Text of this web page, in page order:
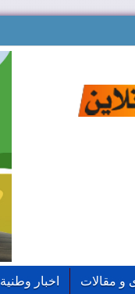
و مقالات اخبار وطنية